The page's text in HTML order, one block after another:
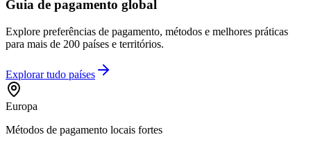
Guia de pagamento global
Explore preferências de pagamento, métodos e melhores práticas
para mais de 200 países e territórios.
Explorar tudo países
Europa
Métodos de pagamento locais fortes